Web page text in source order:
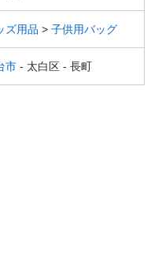
ズ用品 > 子供用バッグ
市 - 太白区 - 長町